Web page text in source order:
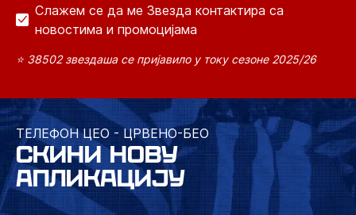
Слажем се да ме Звезда контактира са
новостима и промоцијама
⭐ 38502 звездаша се пријавило у току сезоне 2025/26
ТЕЛЕФОН ЦЕО - ЦРВЕНО-БЕО
СКИНИ НОВУ
АПЛИКАЦИЈУ